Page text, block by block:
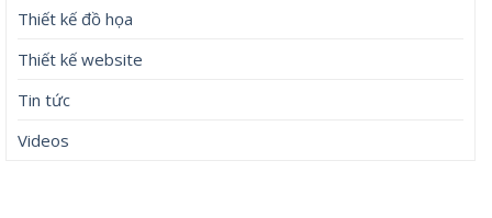
Thiết kế đồ họa
Thiết kế website
Tin tức
Videos